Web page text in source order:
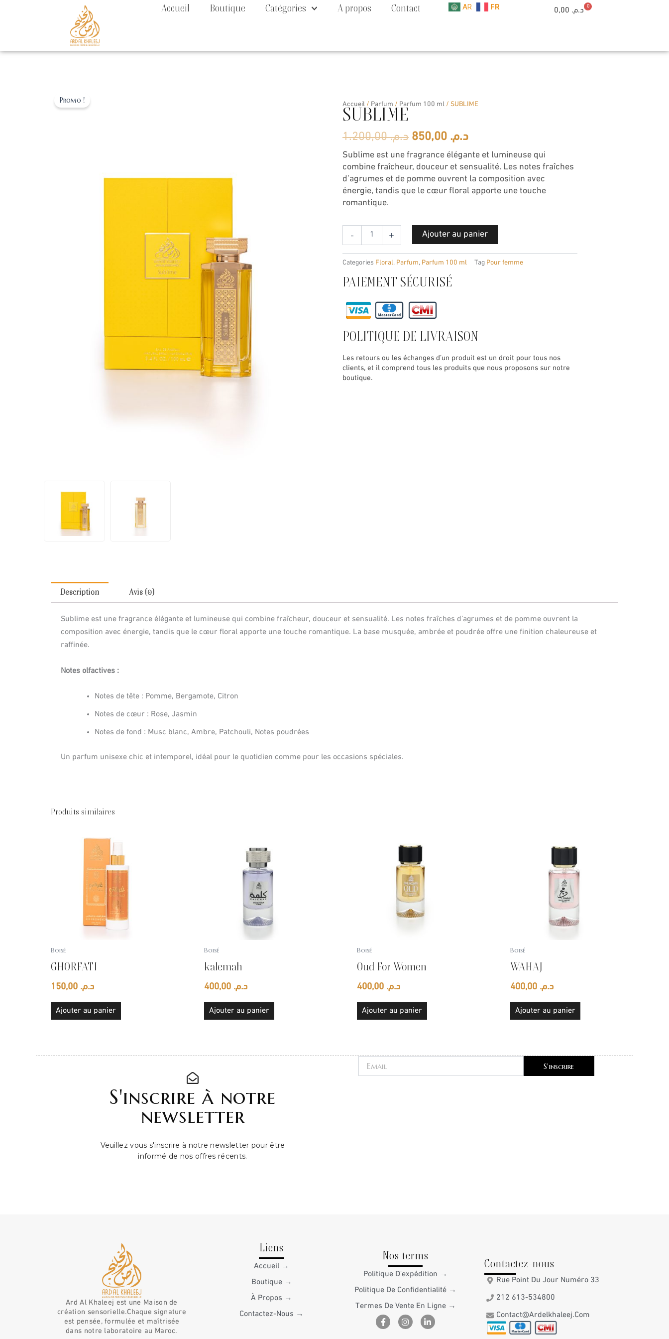
Accueil Boutique Catégories A propos Contact AR FR د.م. 0
Cart
Promo ! Accueil / Parfum / Parfum 100 ml / SUBLIME
SUBLIME
د.م.1.200,00
Le
prix
initial
était :
د.م.Le
prix
actuel
est :
Sublime est une fragrance élégante et lumineuse qui
combine fraîcheur, douceur et sensualité. Les notes fraîches
d’agrumes et de pomme ouvrent la composition avec
énergie, tandis que le cœur floral apporte une touche
romantique.
- + Ajouter au panier
Categories Floral, Parfum, Parfum 100 ml Tag Pour femme
PAIEMENT SÉCURISÉ
POLITIQUE DE LIVRAISON
Les retours ou les échanges d’un produit est un droit pour tous nos
clients, et il comprend tous les produits que nous proposons sur notre
boutique.
Description Avis (0)
Sublime est une fragrance élégante et lumineuse qui combine fraîcheur, douceur et sensualité. Les notes fraîches d’agrumes et de pomme ouvrent la
composition avec énergie, tandis que le cœur floral apporte une touche romantique. La base musquée, ambrée et poudrée offre une finition chaleureuse et
raffinée.
Notes olfactives :
Notes de tête : Pomme, Bergamote, Citron
Notes de cœur : Rose, Jasmin
Notes de fond : Musc blanc, Ambre, Patchouli, Notes poudrées
Un parfum unisexe chic et intemporel, idéal pour le quotidien comme pour les occasions spéciales.
Produits similaires
Boisé
GHORFATI
د.م.
Ajouter au panier
Boisé
kalemah
د.م. 400,00
Ajouter au panier
Boisé
Oud For Women
د.م.
Ajouter au panier
Boisé
WAHAJ
د.م. 400,00
Ajouter au panier
S'inscrire à notre
newsletter
Veuillez vous s'inscrire à notre newsletter pour être
informé de nos offres récents.
S'inscrire
Ard Al Khaleej est une Maison de
création sensorielle.Chaque signature
est pensée, formulée et maîtrisée
dans notre laboratoire au Maroc.
Liens
Accueil →
Boutique →
À Propos →
Contactez-Nous →
Nos terms
Politique D'expédition →
Politique De Confidentialité →
Termes De Vente En Ligne →
F
a
c
I
n
s
L
i
n
Contactez-nous
Rue Point Du Jour Numéro 33
212 613-534800
Contact@ardelkhaleej.com